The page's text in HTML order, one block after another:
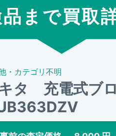
まで買取
・カテゴリ不明
タ 充電式ブ